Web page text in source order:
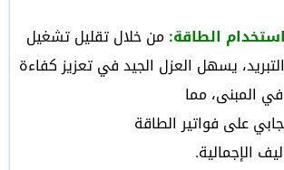
الطاقة:من خلال تقليل تشغيل
يسهل العزل الجيد في تعزيز كفاءة
المبنى، مما
على فواتير الطاقة
الإجمالية.